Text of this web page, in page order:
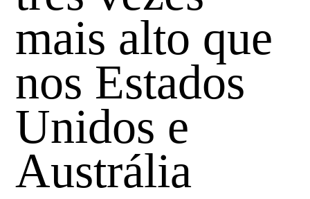
mais alto que
nos Estados
Unidos e
Austrália